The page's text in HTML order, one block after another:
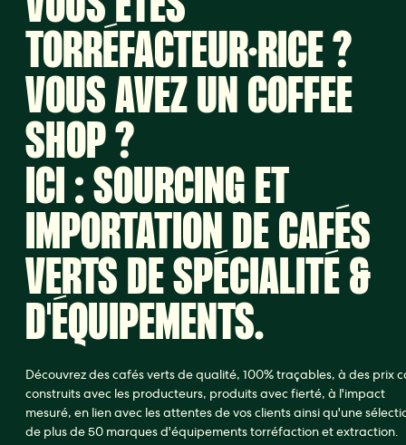
TORRÉFACTEUR·RICE ?
VOUS AVEZ UN COFFEE
SHOP ?
ICI : SOURCING ET
IMPORTATION DE CAFÉS
VERTS DE SPÉCIALITÉ &
D'ÉQUIPEMENTS.
Découvrez des cafés verts de qualité, 100% traçables, à des prix
construits avec les producteurs, produits avec fierté, à l'impact
mesuré, en lien avec les attentes de vos clients ainsi qu'une
de plus de 50 marques d'équipements torréfaction et extraction.